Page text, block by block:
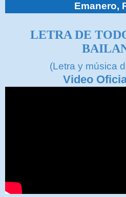
Emanero,
LETRA DE
(Letra y música
Video